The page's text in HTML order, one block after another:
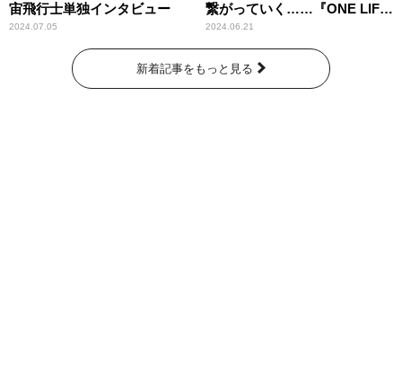
宙飛行士単独インタビュー
2024.07.05
繋がっていく……『ONE LIFE
奇跡が繋いだ6000の命』
2024.06.21
新着記事をもっと見る